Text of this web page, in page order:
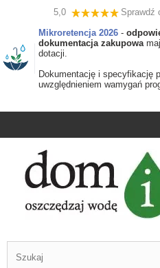
5,0
Sprawdź
Mikroretencja 2026 -
dokumentacja zakupowa
dotacji.
Dokumentację i specyfikację
uwzględnieniem wamygań